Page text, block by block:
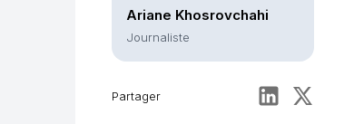
Ariane Khosrovchahi
Journaliste
Partager